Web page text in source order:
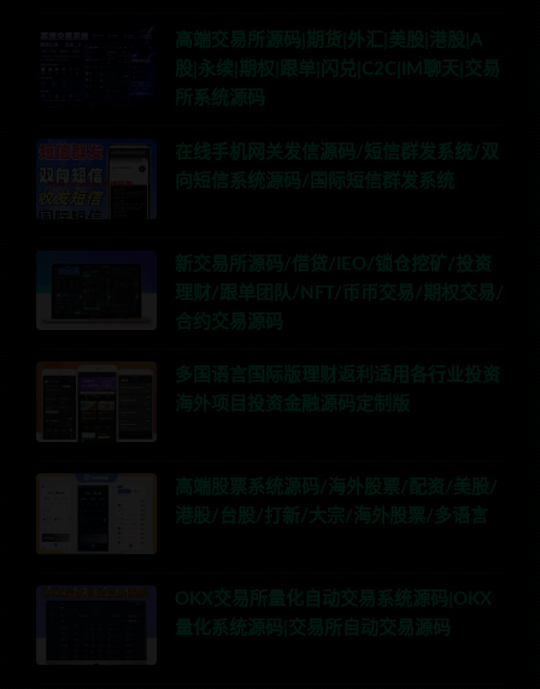
高端交易所源码|期货|外汇|美股|港股|A
股|永续|期权|跟单|闪兑|C2C|IM聊天|交易
所系统源码
在线手机网关发信源码/短信群发系统/双
向短信系统源码/国际短信群发系统
新交易所源码/借贷/IEO/锁仓挖矿/投资
理财/跟单团队/NFT/币币交易/期权交易/
合约交易源码
多国语言国际版理财返利适用各行业投资
海外项目投资金融源码定制版
高端股票系统源码/海外股票/配资/美股/
港股/台股/打新/大宗/海外股票/多语言
OKX交易所量化自动交易系统源码|OKX
量化系统源码|交易所自动交易源码